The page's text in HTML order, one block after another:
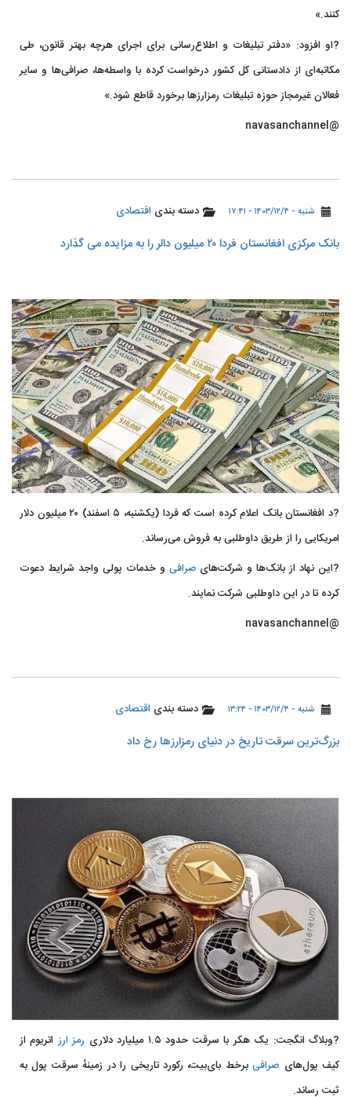
کنند.»
?او افزود: «دفتر تبلیغات و اطلاع‌رسانی برای اجرای هرچه بهتر قانون، طی
مکاتبه‌ای از دادستانی کل کشور درخواست کرده با واسطه‌ها، صرافی‌ها و سایر
فعالان غیرمجاز حوزه تبلیغات رمزارزها برخورد قاطع شود.»
@navasanchannel
شنبه - ۱۴۰۳/۱۲/۴ - ۱۷:۴۱ دسته بندی اقتصادی
بانک مرکزی افغانستان فردا ۲۰ میلیون دالر را به مزایده می گذارد
?د افغانستان بانک اعلام کرده است که فردا (یکشنبه، ۵ اسفند) ۲۰ میلیون دلار
امریکایی را از طریق داوطلبی به فروش می‌رساند.
?این نهاد از بانک‌ها و شرکت‌های صرافیو خدمات پولی واجد شرایط دعوت
کرده تا در این داوطلبی شرکت نمایند.
@navasanchannel
شنبه - ۱۴۰۳/۱۲/۴ - ۱۳:۲۴ دسته بندی اقتصادی
بزرگ‌ترین سرقت تاریخ در دنیای رمزارزها رخ داد
?وبلاگ انگجت: یک هکر با سرقت حدود ۱.۵ میلیارد دلاری رمز ارزاتریوم از
کیف پول‌های صرافیبرخط بای‌بیت، رکورد تاریخی را در زمینهٔ سرقت پول به
ثبت رساند.